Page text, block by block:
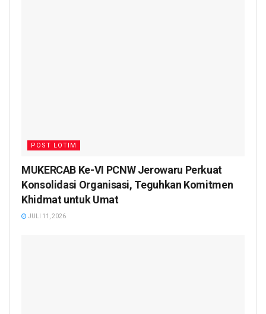
POST LOTIM
MUKERCAB Ke-VI PCNW Jerowaru Perkuat
Konsolidasi Organisasi, Teguhkan Komitmen
Khidmat untuk Umat
JULI 11, 2026